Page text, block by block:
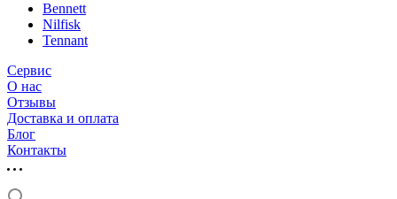
Bennett
Nilfisk
Tennant
Сервис
О нас
Отзывы
Доставка и оплата
Блог
Контакты